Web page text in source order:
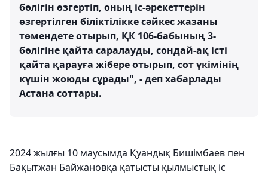
бөлігін өзгертіп, оның іс-әрекеттерін
өзгертілген біліктілікке сәйкес жазаны
төмендете отырып, ҚК 106-бабының 3-
бөлігіне қайта саралауды, сондай-ақ істі
қайта қарауға жібере отырып, сот үкімінің
күшін жоюды сұрады", - деп хабарлады
Астана соттары.
2024 жылғы 10 маусымда Қуандық Бишімбаев пен
Бақытжан Байжановқа қатысты қылмыстық іс